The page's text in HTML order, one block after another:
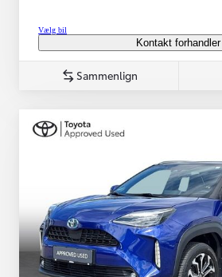
Vælg bil
Kontakt forhandler
Sammenlign